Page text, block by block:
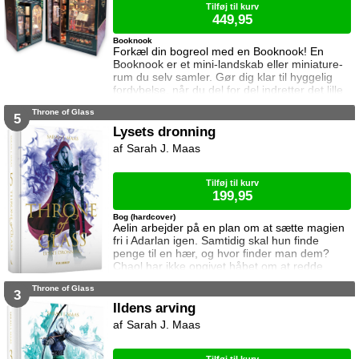
Forkæl din bogreol med en Booknook! En
Booknook er et mini-landskab eller miniature-
rum du selv samler. Gør dig klar til hyggelig
fordybelse, når du del for del indretter det lille
rum med de fineste detaljer. Med lukkede
og med det indbyggede lys, pynter den også i
mørke. I denne booknook går døren op og i til
uglens charmerende lille boghandel, som med
Booknook
Tilføj til kurv
449,95
5 Throne of Glass
Lysets dronning
Aelin arbejder på en plan om at sætte magien
fri i Adarlan igen. Samtidig skal hun finde
penge til en hær, og hvor finder man dem?
Chaol har ikke opgivet håbet om at redde
Dorian. Det bliver dog konstant sværere at
ønskedrøm, for prinsen lader til at have
opgivet kampen. Manon plages af
samvittighedskvaler og presses fra alle sider.
Bog (hardcover)
Sarah J. Maas
Tilføj til kurv
199,95
3 Throne of Glass
Ildens arving
Sarah J. Maas